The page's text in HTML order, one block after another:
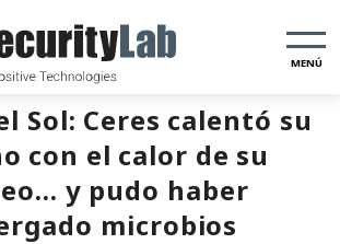
MENÚ
Sol: Ceres calentó su
con el calor de su
y pudo haber
microbios